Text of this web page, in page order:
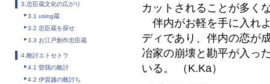
3.忠臣蔵文化の広がり
3.1 using蔵
3.2 忠臣蔵を探せ
3.3 お江戸創作忠臣蔵
4.敵討エトセトラ
4.1 曽我の敵討
4.2 伊賀越の敵討ち
カットされることが多く
伴内がお軽を手に入れ
ディであり、伴内の恋が
冶家の崩壊と勘平が入っ
いる。 （K.Ka）